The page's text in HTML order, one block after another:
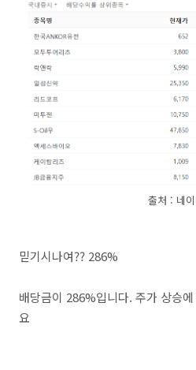
출처 : 네
믿기시나여?? 286%
배당금이 286%입니다. 주가 상승
요